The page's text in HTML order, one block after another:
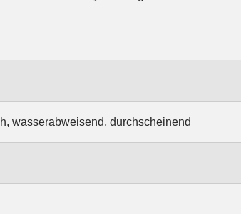
wasserabweisend, durchscheinend